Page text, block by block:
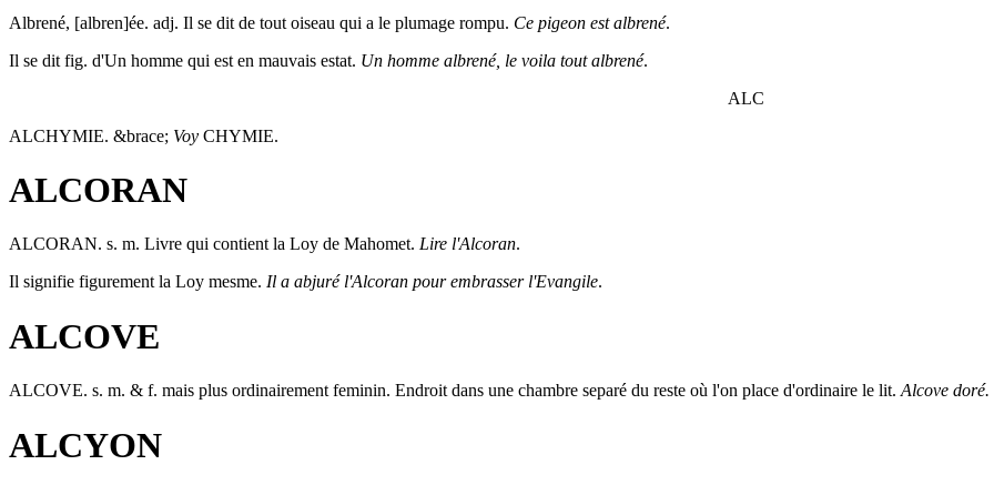
Albrené, [albren]ée. adj. Il se dit de tout oiseau qui a le plumage rompu. Ce pigeon est albrené.
Il se dit fig. d'Un homme qui est en mauvais estat. Un homme albrené, le voila tout albrené.
ALC
ALCHYMIE. &brace; Voy CHYMIE.
ALCORAN
ALCORAN. s. m. Livre qui contient la Loy de Mahomet. Lire l'Alcoran.
Il signifie figurement la Loy mesme. Il a abjuré l'Alcoran pour embrasser l'Evangile.
ALCOVE
ALCOVE. s. m. & f. mais plus ordinairement feminin. Endroit dans une chambre separé du reste où l'on place d'ordinaire le lit. Alcove doré.
ALCYON